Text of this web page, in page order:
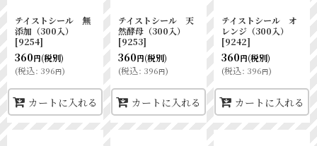
テイストシール 無
添加（300入）
[9254]
360円(税別)
(税込: 396円)
カートに入れる
テイストシール 天
然酵母（300入）
[9253]
360円(税別)
(税込: 396円)
カートに入れる
テイストシール オ
レンジ（300入）
[9242]
360円(税別)
(税込: 396円)
カートに入れる